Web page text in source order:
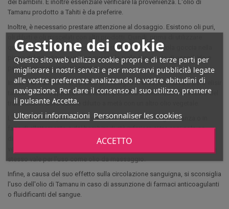
Gestione dei cookie
Questo sito web utilizza cookie propri e di terze parti per
migliorare i nostri servizi e per mostrarvi pubblicità legate
alle vostre preferenze analizzando le vostre abitudini di
navigazione. Per dare il consenso al suo utilizzo, premere
il pulsante Accetta.
Ulteriori informazioni Personnaliser les cookies
ACCETTO
dei bambini. È inoltre essenziale verificare la provenienza. L'olio di
Tamanu prodotto a Tahiti è da preferire.
Inoltre, è necessario prestare attenzione al dosaggio. Esistono oli puri,
qualsiasi prodotto, è essenziale testarlo con una piccola goccia nella
piega del gomito per vedere quanto la pelle è in grado di assorbirlo e
per evitare qualsiasi irritazione.
In caso di trattamento, spesso si consiglia di utilizzare questo puro elisir
tahitiano come applicazione locale per circa 2 settimane. Per il resto del
trattamento, deve essere diluito a metà con un altro olio vegetale.
L'olio di tamanu può essere utilizzato dalle donne in gravidanza o in
fase di allattamento e dai bambini di età inferiore ai tre anni solo se
diluito. A tal fine, mescolare tra il 10% e il 20% di olio puro con un olio
Infine, a causa del suo effetto sulla circolazione sanguigna, si sconsiglia
l'uso dell'olio di Tamanu in caso di assunzione di farmaci anticoagulanti
o fluidificanti del sangue.